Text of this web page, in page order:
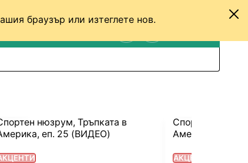
браузър или изтеглете нов.
нюзрум, Тръпката в
еп. 25 (ВИДЕО)
Спортен
Америка, еп.
АКЦЕНТИ